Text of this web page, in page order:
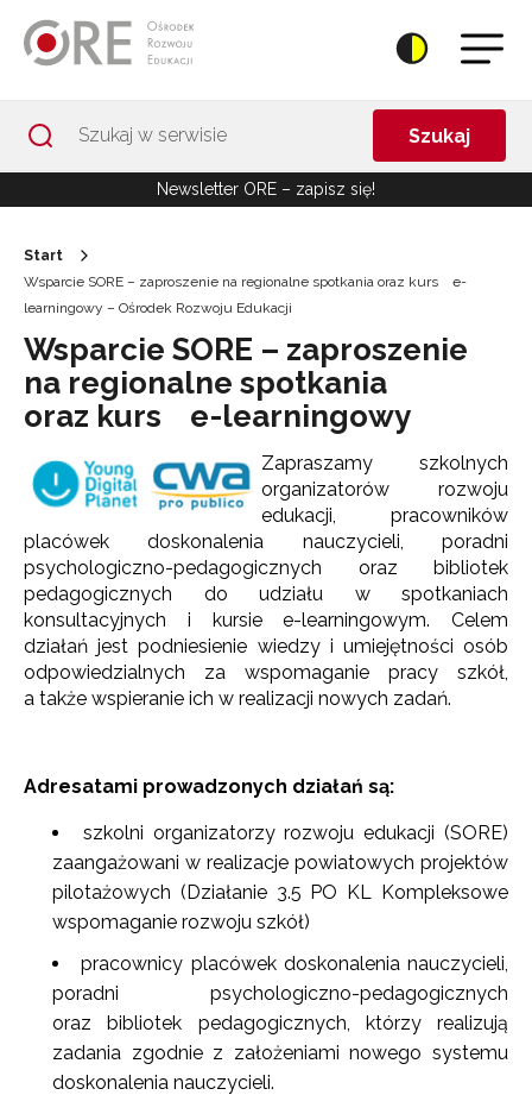
Szukaj
Newsletter ORE – zapisz się!
Start
Wsparcie SORE – zaproszenie na regionalne spotkania oraz kurs e-
learningowy – Ośrodek Rozwoju Edukacji
Wsparcie SORE – zaproszenie
na regionalne spotkania
oraz kurs e-learningowy
Zapraszamy szkolnych
organizatorów rozwoju
edukacji, pracowników
placówek doskonalenia nauczycieli, poradni
psychologiczno-pedagogicznych oraz bibliotek
pedagogicznych do udziału w spotkaniach
konsultacyjnych i kursie e-learningowym. Celem
działań jest podniesienie wiedzy i umiejętności osób
odpowiedzialnych za wspomaganie pracy szkół,
a także wspieranie ich w realizacji nowych zadań.
Adresatami prowadzonych działań są:
szkolni organizatorzy rozwoju edukacji (SORE)
zaangażowani w realizacje powiatowych projektów
pilotażowych (Działanie 3.5 PO KL Kompleksowe
wspomaganie rozwoju szkół)
pracownicy placówek doskonalenia nauczycieli,
poradni psychologiczno-pedagogicznych
oraz bibliotek pedagogicznych, którzy realizują
zadania zgodnie z założeniami nowego systemu
doskonalenia nauczycieli.